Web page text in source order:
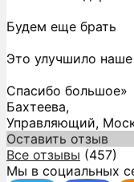
Будем еще брать
Это улучшило
Спасибо большое»
Бахтеева,
Управляющий,
Оставить отзыв
Все отзывы (457)
Мы в социальных